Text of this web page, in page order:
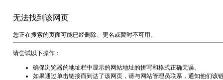
无法找到该网页
您正在搜索的页面可能已经删除、更名或暂时不可用。
请尝试以下操作：
确保浏览器的地址栏中显示的网站地址的拼写和格式正确无误。
如果通过单击链接而到达了该网页，请与网站管理员联系，通知他们该